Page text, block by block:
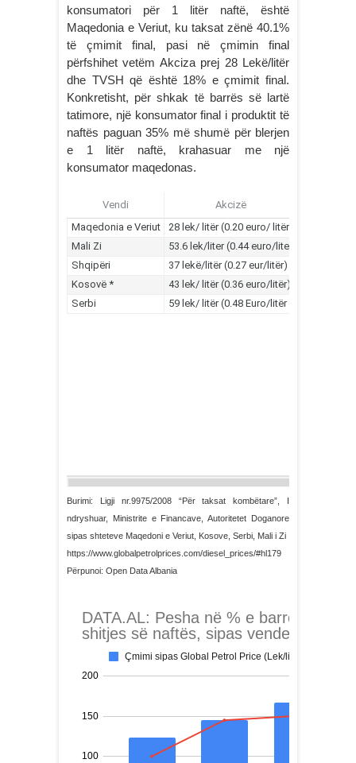
konsumatori për 1 litër naftë, është
Maqedonia e Veriut, ku taksat zënë 40.1%
të çmimit final, pasi në çmimin final
përfshihet vetëm Akciza prej 28 Lekë/litër
dhe TVSH që është 18% e çmimit final.
Konkretisht, për shkak të barrës së lartë
tatimore, një konsumator final i produktit të
naftës paguan 35% më shumë për blerjen
e 1 litër naftë, krahasuar me një
konsumator maqedonas.
Burimi: Ligji nr.9975/2008 “Për taksat kombëtare”, I
ndryshuar, Ministrite e Financave, Autoritetet Doganore
sipas shteteve Maqedoni e Veriut, Kosove, Serbi, Mali i Zi
https://www.globalpetrolprices.com/diesel_prices/#hl179
Përpunoi: Open Data Albania